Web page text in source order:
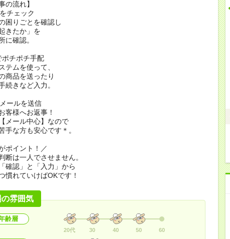
の流れ】
チェック
困りごとを確認し
きたか」を
に確認。
ポチポチ手配
テムを使って、
商品を送ったり
続きなど入力。
ールを送信
客様へお返事！
メール中心】なので
手な方も安心です＊。
ポイント！／
断は一人でさせません。
確認」と「入力」から
慣れていけばOKです！
雰囲気
齢層
20代 30 40 50 60